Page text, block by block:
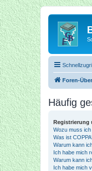
Foren-
Häufig
Registrierung
Wozu muss
Was ist
Warum kann
Ich habe mich
Warum kann
Ich habe mich